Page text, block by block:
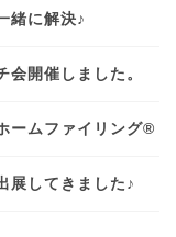
緒に解決♪
会開催しました。
ームファイリング®
展してきました♪